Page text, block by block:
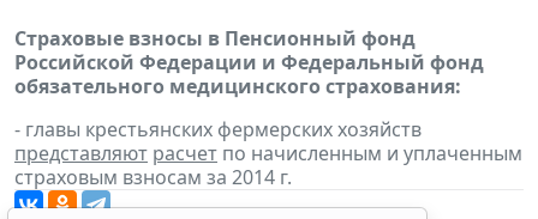
Страховые взносы в Пенсионный фонд
Российской Федерации и Федеральный фонд
обязательного медицинского страхования:
- главы крестьянских фермерских хозяйств
представляют расчет по начисленным и уплаченным
страховым взносам за 2014 г.